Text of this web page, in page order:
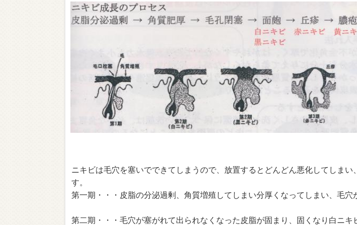
ニキビは毛穴を塞いでできてしまうので、放置するとどんどん悪化してしまい
す。
第一期・・・皮脂の分泌過剰、角質増殖してしまい分厚くなってしまい、毛穴
第二期・・・毛穴が塞がれて出られなくなった皮脂が固まり、固くなり白ニキ